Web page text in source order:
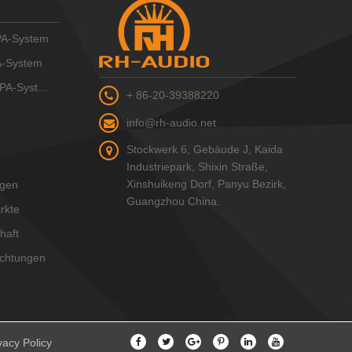
System
System
System
+ 86-20-39388220
info@rh-audio.net
Stockwerk 6, Gebäude J, Kaida
Industriepark, Shixin Straße,
Xinshuikeng Dorf, Panyu Bezirk,
Guangzhou China.
Policy